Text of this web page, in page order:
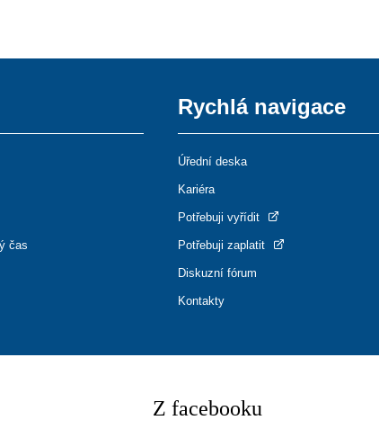
čas
Rychlá navigace
Úřední deska
Kariéra
Potřebuji vyřídit
Potřebuji zaplatit
Diskuzní fórum
Kontakty
Z facebooku